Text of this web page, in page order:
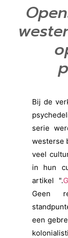
Bij de
serie
westerse
veel
in hun
artikel ".
Geen
een